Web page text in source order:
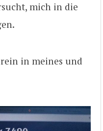
mich in die
rein in meines und